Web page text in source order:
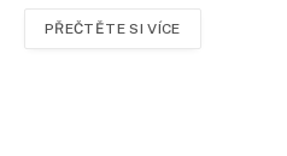
PŘEČTĚTE SI VÍCE